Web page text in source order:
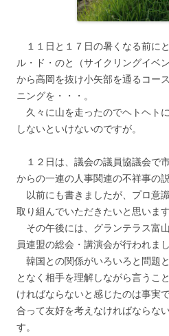
１１日と１７日の暑くなる前に
ル・ド・のと（サイクリングイベ
から高岡を抜け小矢部を通るコー
ニングを・・・。
久々に山を走ったのでヘトヘト
しないといけないのですが。
１２日は、議会の議員協議会で
からの一連の人事関連の不祥事の
以前にも書きましたが、プロ意
取り組んでいただきたいと思います
その午後には、グランテラス富
員連盟の総会・講演会が行われまし
韓国との関係がいろいろと問題
となく相手を理解しながら言うこ
ければならないと感じたのは事実
合って友好を考えなければならな
す。